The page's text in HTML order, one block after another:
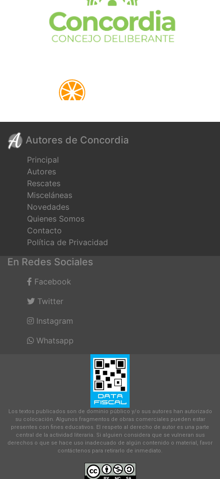
Autores de Concordia
Principal
Autores
Rescates
Misceláneas
Novedades
Quienes Somos
Contacto
Política de Privacidad
En Redes Sociales
Facebook
Twitter
Instagram
Whatsapp
Los textos publicados son de dominio público y/o sus autores han autorizado
su colocación. Algunos fragmentos de obras comerciales pueden estar
presentes con fines educativos. El respeto al derecho de autor es una parte
central de la actividad literaria. Si alguien considera que se vulneran sus
derechos o que se hace uso inadecuado de algún contenido o material, favor
contáctenos para retirarlo de inmediato.